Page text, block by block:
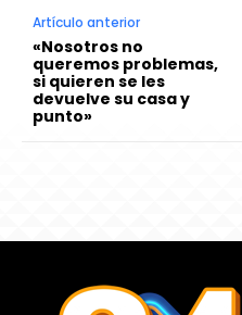
Artículo anterior
«Nosotros no
queremos problemas,
si quieren se les
devuelve su casa y
punto»